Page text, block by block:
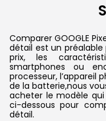
Comparer GOOGLE
détail est un
prix, les
smartphones ou
processeur, l’appareil
de la batterie,nous
acheter le modèle
ci-dessous pour
détail.